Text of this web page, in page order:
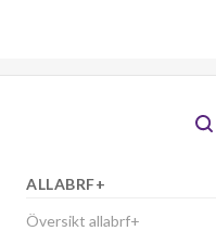
ALLABRF+
Översikt allabrf+